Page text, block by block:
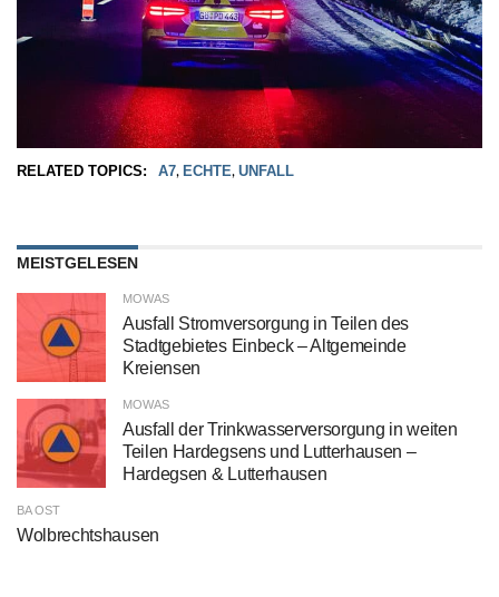
RELATED TOPICS: A7, ECHTE, UNFALL
MEISTGELESEN
MOWAS
Ausfall Stromversorgung in Teilen des
Stadtgebietes Einbeck – Altgemeinde
Kreiensen
MOWAS
Ausfall der Trinkwasserversorgung in weiten
Teilen Hardegsens und Lutterhausen –
Hardegsen & Lutterhausen
BA OST
Wolbrechtshausen